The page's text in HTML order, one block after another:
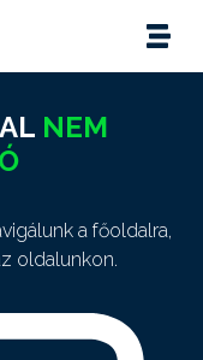
NEM
a főoldalra,
oldalunkon.